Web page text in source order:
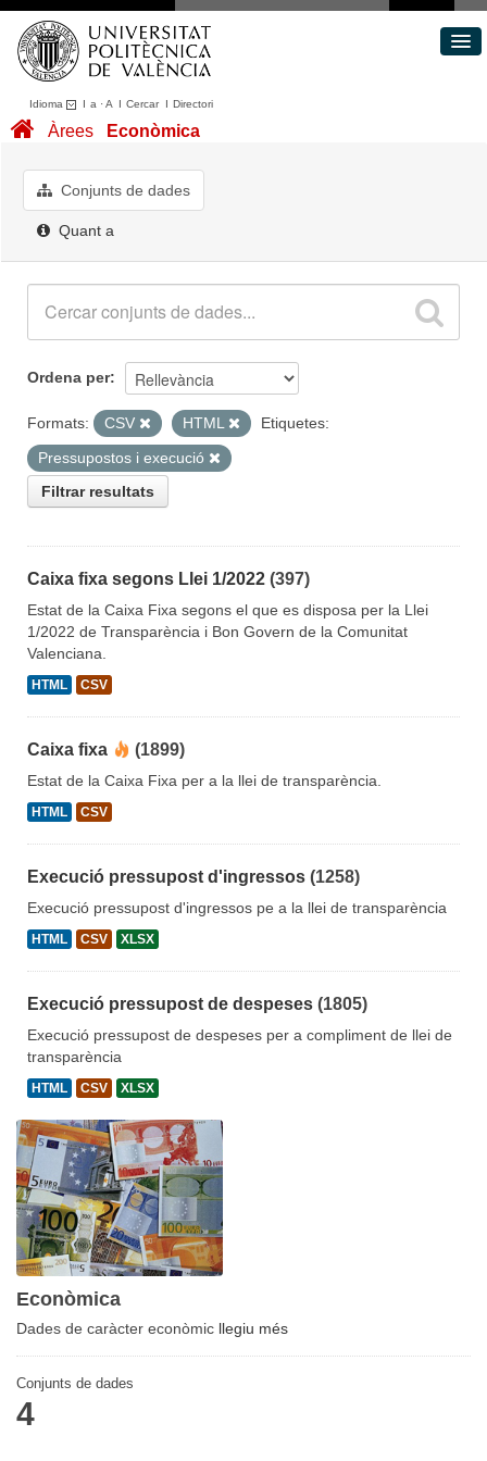
Idioma I a ·A I CercarI Directori
Conjunts de dades
Quant a
Àrees Econòmica
Conjunts de dades
Quant a
Ordena per
Formats: CSV HTML
Etiquetes:
Pressupostos i execució
Filtrar resultats
Caixa fixa segons Llei 1/2022 (397)
Estat de la Caixa Fixa segons el que es disposa per la Llei
1/2022 de Transparència i Bon Govern de la Comunitat
Valenciana.
HTML CSV
Caixa fixa (1899)
Estat de la Caixa Fixa per a la llei de transparència.
HTML CSV
Execució pressupost d'ingressos (1258)
Execució pressupost d'ingressos pe a la llei de transparència
HTML CSV XLSX
Execució pressupost de despeses (1805)
Execució pressupost de despeses per a compliment de llei de
transparència
HTML CSV XLSX
Econòmica
Dades de caràcter econòmic llegiu més
Conjunts de dades
4